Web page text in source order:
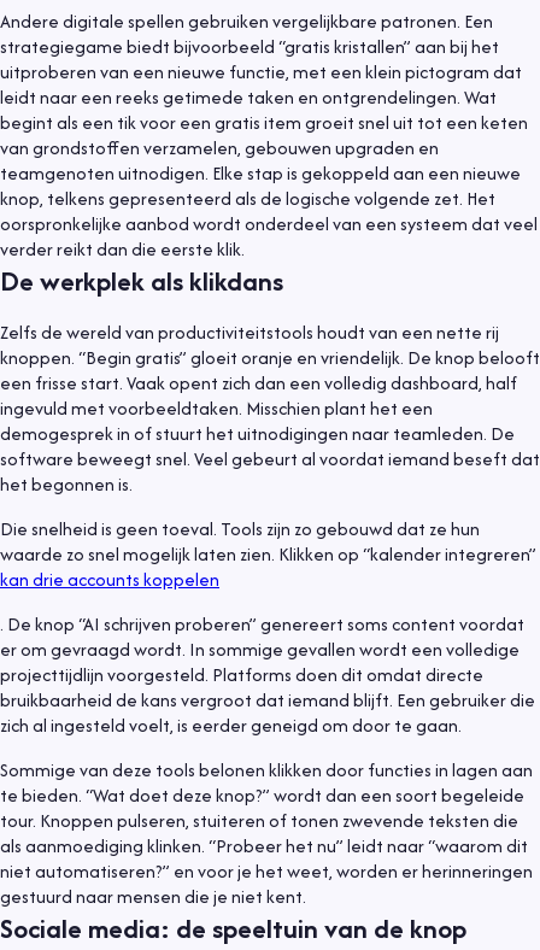
Andere digitale spellen gebruiken vergelijkbare patronen. Een
strategiegame biedt bijvoorbeeld “gratis kristallen” aan bij het
uitproberen van een nieuwe functie, met een klein pictogram dat
leidt naar een reeks getimede taken en ontgrendelingen. Wat
begint als een tik voor een gratis item groeit snel uit tot een keten
van grondstoffen verzamelen, gebouwen upgraden en
teamgenoten uitnodigen. Elke stap is gekoppeld aan een nieuwe
knop, telkens gepresenteerd als de logische volgende zet. Het
oorspronkelijke aanbod wordt onderdeel van een systeem dat veel
verder reikt dan die eerste klik.
De werkplek als klikdans
Zelfs de wereld van productiviteitstools houdt van een nette rij
knoppen. “Begin gratis” gloeit oranje en vriendelijk. De knop belooft
een frisse start. Vaak opent zich dan een volledig dashboard, half
ingevuld met voorbeeldtaken. Misschien plant het een
demogesprek in of stuurt het uitnodigingen naar teamleden. De
software beweegt snel. Veel gebeurt al voordat iemand beseft dat
het begonnen is.
Die snelheid is geen toeval. Tools zijn zo gebouwd dat ze hun
waarde zo snel mogelijk laten zien. Klikken op “kalender integreren”
kan drie accounts koppelen
. De knop “AI schrijven proberen” genereert soms content voordat
er om gevraagd wordt. In sommige gevallen wordt een volledige
projecttijdlijn voorgesteld. Platforms doen dit omdat directe
bruikbaarheid de kans vergroot dat iemand blijft. Een gebruiker die
zich al ingesteld voelt, is eerder geneigd om door te gaan.
Sommige van deze tools belonen klikken door functies in lagen aan
te bieden. “Wat doet deze knop?” wordt dan een soort begeleide
tour. Knoppen pulseren, stuiteren of tonen zwevende teksten die
als aanmoediging klinken. “Probeer het nu” leidt naar “waarom dit
niet automatiseren?” en voor je het weet, worden er herinneringen
gestuurd naar mensen die je niet kent.
Sociale media: de speeltuin van de knop